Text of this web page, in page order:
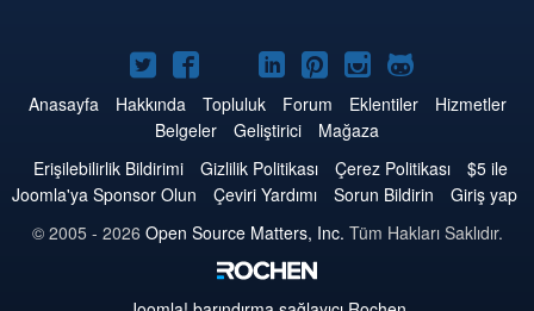
Twitter'da
Joomla
Facebook'da
Joomla
YouTube'da
Joomla
LinkedIn'de
Joomla
Pinterest'de
Joomla
Instagram'da
Joomla
GitHub'da
Joomla
Anasayfa Hakkında Topluluk Forum Eklentiler
Hizmetler
Belgeler
Geliştirici
Mağaza
Erişilebilirlik Bildirimi
Gizlilik Politikası Çerez Politikası
$5 ile
Joomla'ya Sponsor Olun
Çeviri Yardımı Sorun Bildirin
Giriş yap
© 2005 - 2026 Open Source Matters, Inc. Tüm Hakları Saklıdır.